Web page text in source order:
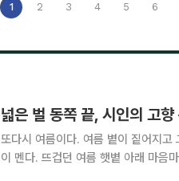
1 2 3 4 5 6
넓은 벌 동쪽 끝, 시인의 고향
또다시 여름이다. 여름 볕이 짙어지
이 멘다. 뜨겁던 여름 햇볕 아래 마음